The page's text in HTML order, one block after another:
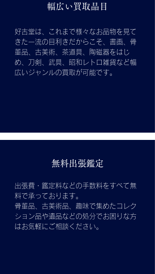
幅広い買取品目
好古堂は、これまで様々なお品物を見て
きた一流の目利きだからこそ、書画、骨
董品、古美術、茶道具、陶磁器をはじ
め、刀剣、武具、昭和レトロ雑貨など幅
広いジャンルの買取が可能です。
無料出張鑑定
出張費・鑑定料などの手数料をすべて無
料で承っております。
骨董品、古美術品、趣味で集めたコレク
ション品や遺品などの処分でお困りな方
はお気軽にご相談ください。